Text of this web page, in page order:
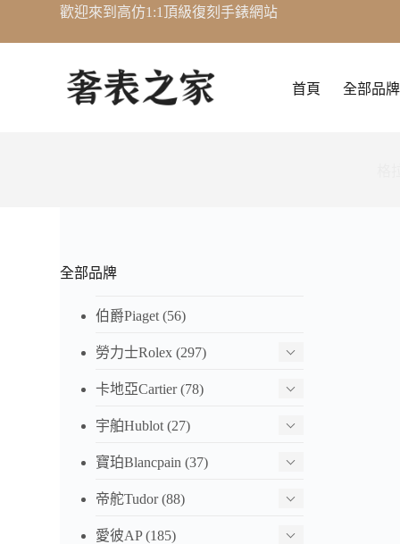
至
歡迎來到高仿1:1頂級復刻手錶網站
首頁 全部品牌
全部品牌
伯爵Piaget (56)
勞力士Rolex (297)
卡地亞Cartier(78)
宇舶Hublot (27)
寶珀Blancpain (37)
帝舵Tudor(88)
愛彼AP(185)